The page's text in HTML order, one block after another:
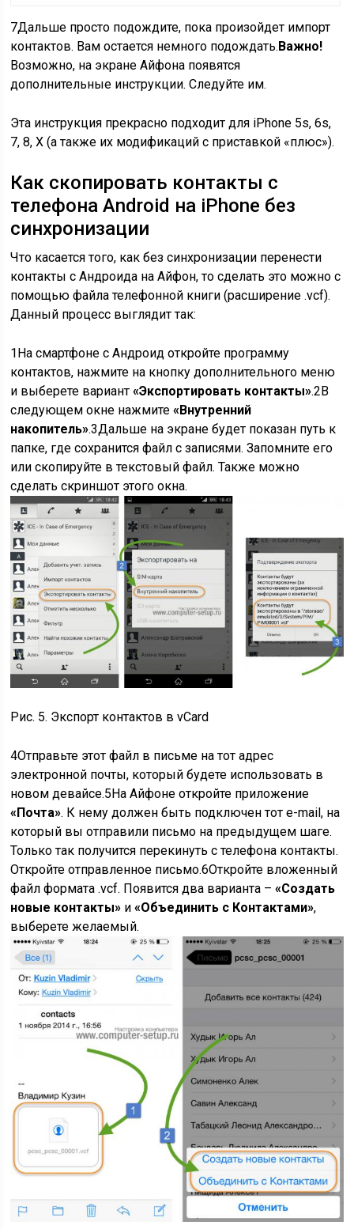
7Дальше просто подождите, пока произойдет импорт
контактов. Вам остается немного подождать. Важно!
Возможно, на экране Айфона появятся
дополнительные инструкции. Следуйте им.
Эта инструкция прекрасно подходит для iPhone 5s, 6s,
7, 8, Х (а также их модификаций с приставкой «плюс»).
Как скопировать контакты с
телефона Android на iPhone без
синхронизации
Что касается того, как без синхронизации перенести
контакты с Андроида на Айфон, то сделать это можно с
помощью файла телефонной книги (расширение .vcf).
Данный процесс выглядит так:
1 На смартфоне с Андроид откройте программу
контактов, нажмите на кнопку дополнительного меню
и выберете вариант«Экспортировать контакты».2 В
следующем окне нажмите«Внутренний
накопитель».3Дальше на экране будет показан путь к
папке, где сохранится файл с записями. Запомните его
или скопируйте в текстовый файл. Также можно
сделать скриншот этого окна.
Рис. 5. Экспорт контактов в vCard
4Отправьте этот файл в письме на тот адрес
электронной почты, который будете использовать в
новом девайсе.5На Айфоне откройте приложение
«Почта». К нему должен быть подключен тот e-mail, на
который вы отправили письмо на предыдущем шаге.
Только так получится перекинуть с телефона контакты.
Откройте отправленное письмо.6Откройте вложенный
файл формата .vcf. Появится два варианта –«Создать
новые контакты» и«Объединить с Контактами»,
выберете желаемый.